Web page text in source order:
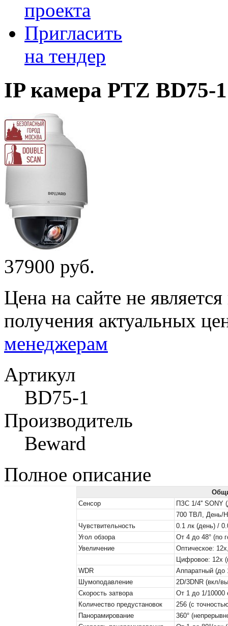
проекта
Пригласить
на тендер
IP камера PTZ BD75-1
37900 руб.
Цена на сайте не
получения актуальных
менеджерам
Артикул
BD75-1
Производитель
Beward
Полное описание
Сенсор
ПЗС 1/4'' SONY
700 ТВЛ, День/
Чувствительность
0.1 лк (день) /
Угол обзора
От 4 до 48° (по
Увеличение
Оптическое:
Цифровое: 12х
WDR
Аппаратный (до
Шумоподавление
2D/3DNR (вкл/
Скорость затвора
От 1 до 1/10000
Количество предустановок
256 (с
Панорамирование
360°